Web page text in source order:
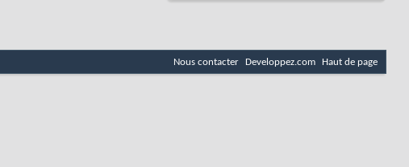
Nous contacter Developpez.com Haut de page